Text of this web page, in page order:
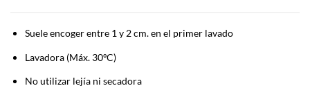
Suele encoger entre 1 y 2 cm. en el primer lavado
Lavadora (Máx. 30ºC)
No utilizar lejía ni secadora